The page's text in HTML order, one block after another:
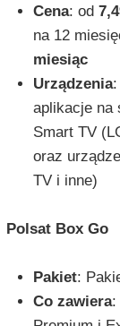
Cena: od
na 12
miesiąc
Urządzenia:
aplikacje na
Smart TV
oraz
TV i inne)
Polsat Box Go
Pakiet:
Co zawiera: